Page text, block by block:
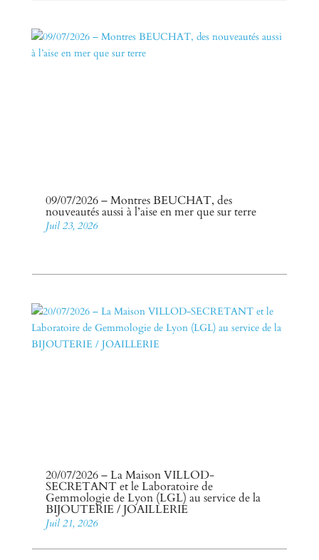
09/07/2026 – Montres BEUCHAT, des
nouveautés aussi à l’aise en mer que sur terre
Juil 23, 2026
20/07/2026 – La Maison VILLOD-
SECRETANT et le Laboratoire de
Gemmologie de Lyon (LGL) au service de la
BIJOUTERIE / JOAILLERIE
Juil 21, 2026